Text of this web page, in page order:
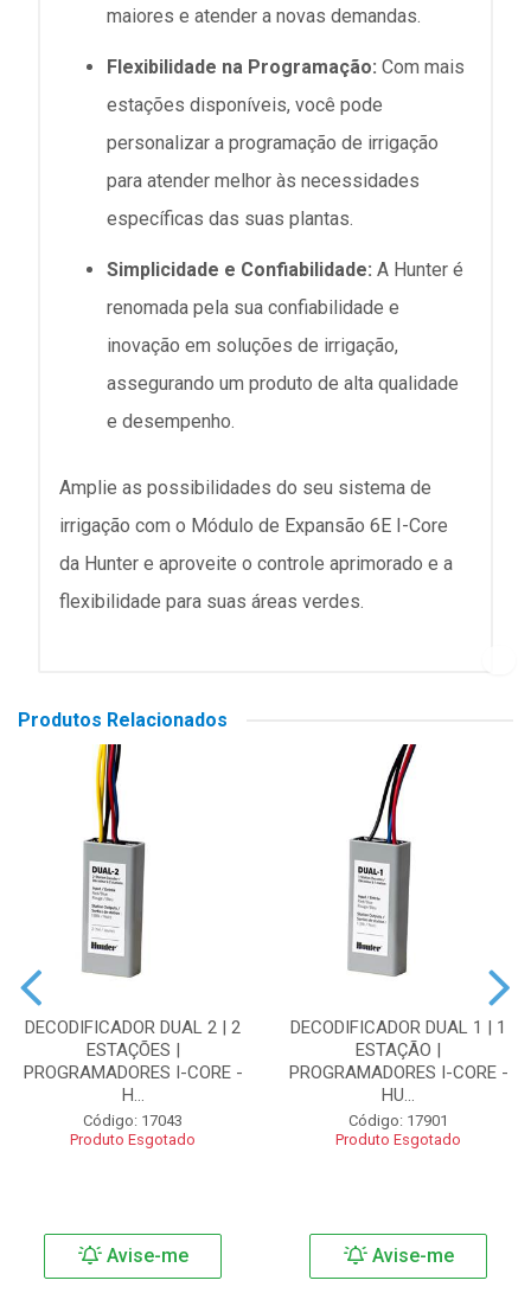
maiores e atender a novas demandas.
Flexibilidade na Programação: Com mais
estações disponíveis, você pode
personalizar a programação de irrigação
para atender melhor às necessidades
específicas das suas plantas.
Simplicidade e Confiabilidade: A Hunter é
renomada pela sua confiabilidade e
inovação em soluções de irrigação,
assegurando um produto de alta qualidade
e desempenho.
Amplie as possibilidades do seu sistema de
irrigação com o Módulo de Expansão 6E I-Core
da Hunter e aproveite o controle aprimorado e a
flexibilidade para suas áreas verdes.
Produtos Relacionados
DECODIFICADOR DUAL 2 | 2
ESTAÇÕES |
PROGRAMADORES I-CORE -
H...
Código: 17043
Produto Esgotado
Avise-me
DECODIFICADOR DUAL 1 | 1
ESTAÇÃO |
PROGRAMADORES I-CORE -
HU...
Código: 17901
Produto Esgotado
Avise-me